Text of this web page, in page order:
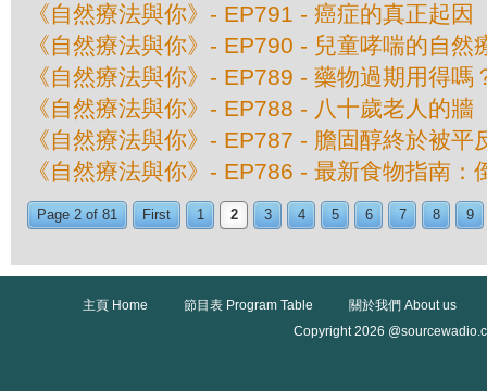
《自然療法與你》- EP791 - 癌症的真正起因
《自然療法與你》- EP790 - 兒童哮喘的自然
《自然療法與你》- EP789 - 藥物過期用得嗎
《自然療法與你》- EP788 - 八十歲老人的牆
《自然療法與你》- EP787 - 膽固醇終於被平
《自然療法與你》- EP786 - 最新食物指南：
Page 2 of 81 First 1 2 3 4 5 6 7 8 9
主頁 Home 節目表 Program Table
關於我們 About us
Copyright 2026